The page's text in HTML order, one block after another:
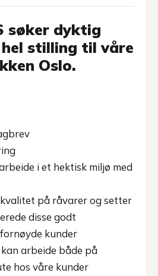
søker dyktig
hel stilling til våre
Oslo.
i et hektisk miljø med
på råvarer og setter
disse godt
kunder
arbeide både på
hos våre kunder